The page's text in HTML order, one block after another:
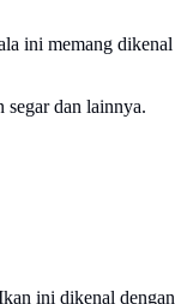
ini memang
dan lainnya.
ini dikenal